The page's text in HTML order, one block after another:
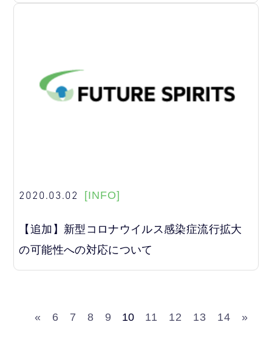
2020.03.02 [INFO]
【追加】新型コロナウイルス感染症流行拡大
の可能性への対応について
« 6 7 8 9 10 11 12 13 14 »